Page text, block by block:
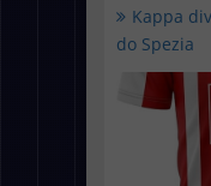
Kappa
do Spezia